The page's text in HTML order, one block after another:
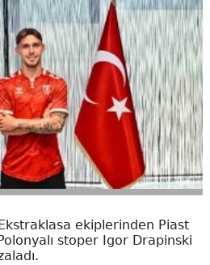
ekiplerinden Piast
stoper Igor Drapinski